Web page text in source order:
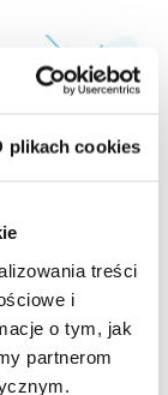
plikach cookies
treści
i
o tym, jak
partnerom